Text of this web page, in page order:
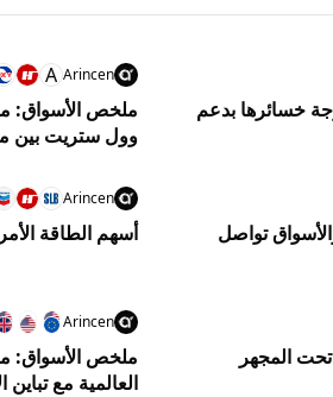
7: وول ستريت تنهي موجة خسائرها بدعم
Arincen
A
وول ستريت بين
في الصدارة… والأسواق تواصل
Arincen
أسهم الطاقة
المجهر
Arincen
العالمية مع